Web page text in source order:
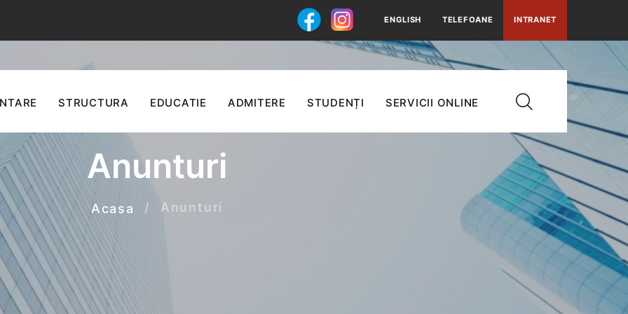
ENGLISH TELEFOANE INTRANET
STRUCTURA EDUCATIE ADMITERE STUDENȚI SERVICII ONLINE
Anunturi
Acasa Anunturi